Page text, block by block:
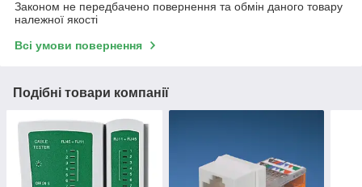
Законом не передбачено повернення та обмін даного товару
належної якості
Всі умови повернення
Подібні товари компанії